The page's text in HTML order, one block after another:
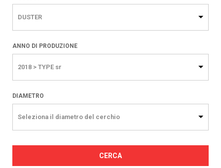
DUSTER
ANNO DI PRODUZIONE
2018 > TYPE sr
DIAMETRO
Seleziona il diametro del cerchio
CERCA